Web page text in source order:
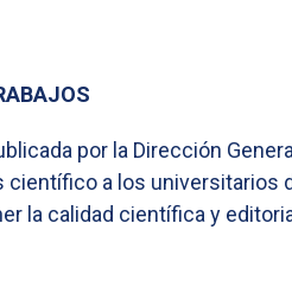
por la Dirección
a los
la calidad científica y